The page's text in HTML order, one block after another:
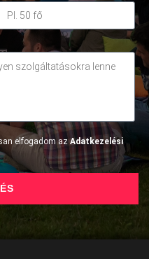
elfogadom azAdatkezelési